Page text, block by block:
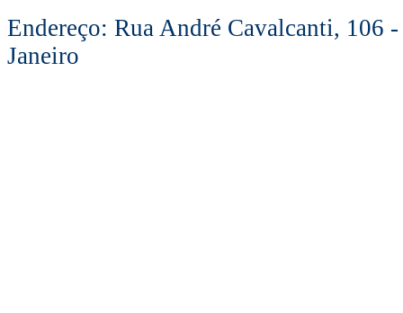
Endereço: Rua André Cavalcanti, 106
Janeiro